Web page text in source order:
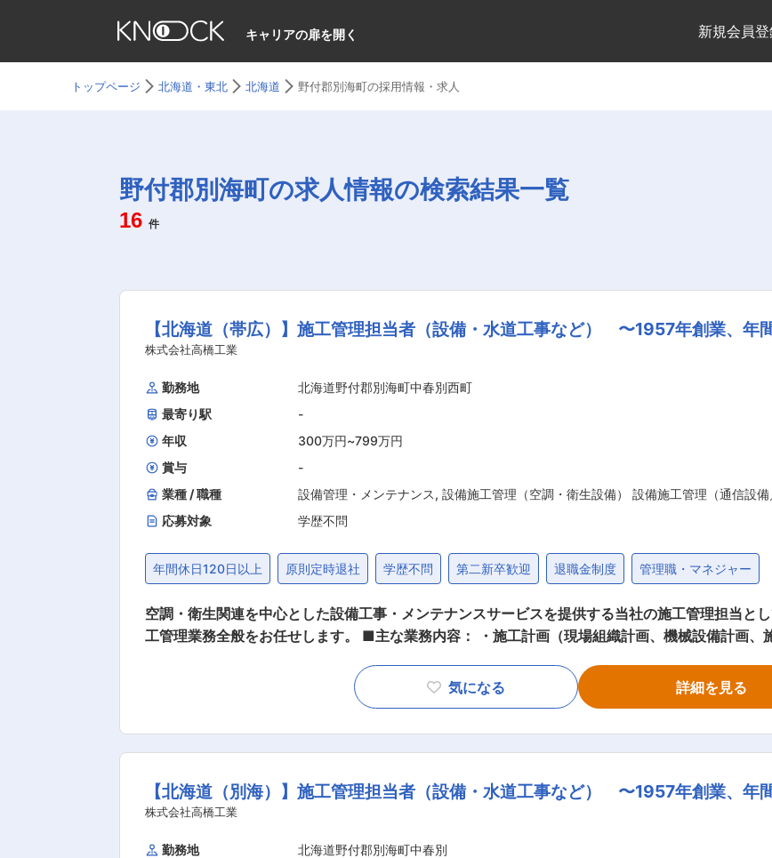
キャリアの扉を開く 新規会員
トップページ 北海道・東北 北海道 野付郡別海町の採用情報・求人
野付郡別海町の求人情報の検索結果一覧
16 件
【北海道（帯広）】施工管理担当者（設備・水道工事など） 〜1957年創業、年
株式会社高橋工業
勤務地
北海道野付郡別海町中春別西町
最寄り駅
-
年収
300万円~799万円
賞与
-
業種 / 職種
設備管理・メンテナンス, 設備施工管理（空調・衛生設備） 設備施工管理（通信設備
応募対象
学歴不問
年間休日120日以上 原則定時退社 学歴不問 第二新卒歓迎 退職金制度 管理職・マネジャー
空調・衛生関連を中心とした設備工事・メンテナンスサービスを提供する当社の施工管理担当と
工管理業務全般をお任せします。 ■主な業務内容： ・施工計画（現場組織計画、機械設備計画、
し、間もなく創業60年を迎えることになります。これまでの先人達のご苦労の上に地域環境が改
術でお客様と社会が求める環境整備にご協力ご提案をして参りました。今後は、施設のライフサ
り ・遠隔地からの内定（引っ越しが伴う場合） ・ 同社より地場の不動産業者を紹介致します。
の範囲内で） 変更の範囲：会社の定める業務
気になる 詳細を見る
【北海道（別海）】施工管理担当者（設備・水道工事など） 〜1957年創業、年
株式会社高橋工業
勤務地
北海道野付郡別海町中春別